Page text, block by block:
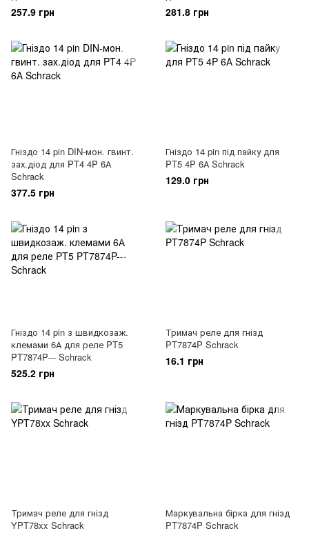
257.9 грн 281.8 грн
Гніздо 14 pin DIN-мон. гвинт.
зах.діод для PT4 4P 6А
Schrack
377.5 грн
Гніздо 14 pin під пайку для
PT5 4P 6А Schrack
129.0 грн
Гніздо 14 pin з швидкозаж.
клемами 6А для реле PT5
PT7874P--- Schrack
525.2 грн
Тримач реле для гнізд
PT7874P Schrack
16.1 грн
Тримач реле для гнізд
YPT78xx Schrack
Маркувальна бірка для гнізд
PT7874P Schrack